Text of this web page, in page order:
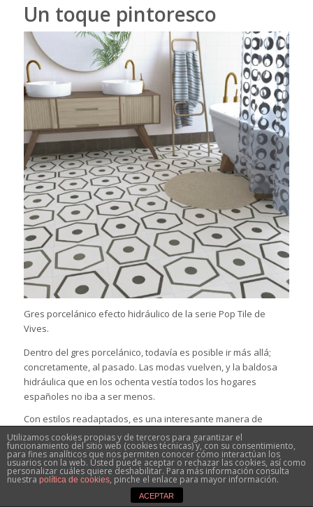
Un toque pintoresco
Gres porcelánico efecto hidráulico de la serie Pop Tile de
Vives.
Dentro del gres porcelánico, todavía es posible ir más allá;
concretamente, al pasado. Las modas vuelven, y la baldosa
hidráulica que en los ochenta vestía todos los hogares
españoles no iba a ser menos.
Con estilos readaptados, es una interesante manera de
arriesgar y darle al baño el protagonismo que merece en el
hogar. Mosaicos clásicos, vanguardistas o formas singulares
que harán que todas las miradas —y mandíbulas— caigan al
suelo. ¡Una apuesta ganadora que es tendencia!
Utilizamos cookies propias y de terceros para garantizar el
funcionamiento del sitio web (cookies técnicas) y, con su consentimiento,
para fines analíticos que nos permiten conocer cómo interactúan los
usuarios con la web. Usted puede aceptar o rechazar las cookies, así como
personalizar cuáles quiere deshabilitar. Para más información consulta
nuestra política de cookies, pinche el enlace para mayor información.
ACEPTAR